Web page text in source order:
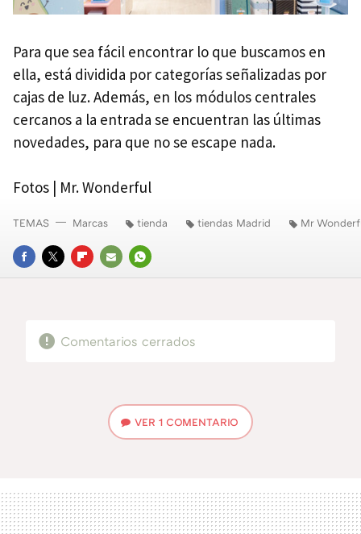
Para que sea fácil encontrar lo que buscamos en
ella, está dividida por categorías señalizadas por
cajas de luz. Además, en los módulos centrales
cercanos a la entrada se encuentran las últimas
novedades, para que no se escape nada.
Fotos | Mr. Wonderful
FACEBOOK
TWITTERFLIPBOARD
E-
WHATSAPP
TEMAS Marcas tienda tiendas Madrid Mr
Comentarios cerrados
VER1 COMENTARIO